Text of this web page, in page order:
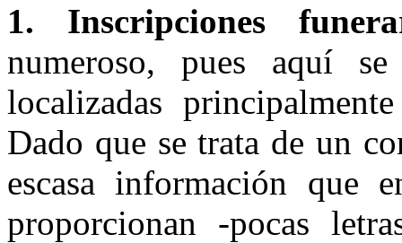
1. Inscripciones
numeroso, pues aquí
localizadas
Dado que se trata de un
escasa información que
proporcionan -pocas